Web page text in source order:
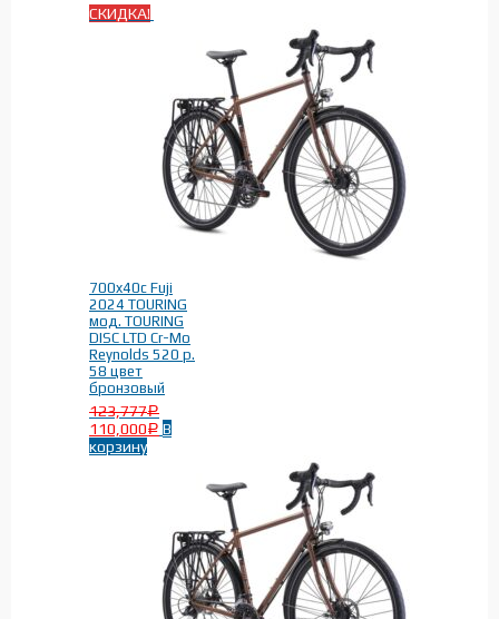
СКИДКА!
700x40c Fuji
2024 TOURING
мод. TOURING
DISC LTD Cr-Mo
Reynolds 520 р.
58 цвет
бронзовый
123,777Р
110,000 Р В
корзину